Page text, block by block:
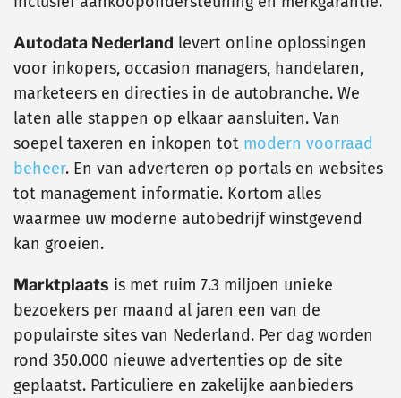
Autodata Nederland levert online oplossingen
voor inkopers, occasion managers, handelaren,
marketeers en directies in de autobranche. We
laten alle stappen op elkaar aansluiten. Van
soepel taxeren en inkopen tot modern voorraad
beheer. En van adverteren op portals en websites
tot management informatie. Kortom alles
waarmee uw moderne autobedrijf winstgevend
kan groeien.
Marktplaats is met ruim 7.3 miljoen unieke
bezoekers per maand al jaren een van de
populairste sites van Nederland. Per dag worden
rond 350.000 nieuwe advertenties op de site
geplaatst. Particuliere en zakelijke aanbieders